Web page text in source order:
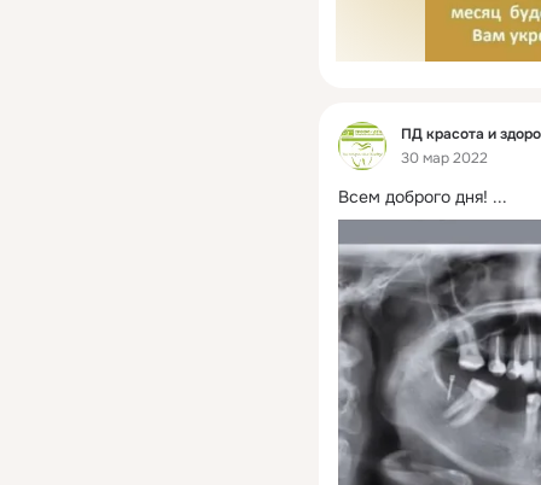
Фид
ПД красота и
30 мар 2022
Всем доброго дня! ...